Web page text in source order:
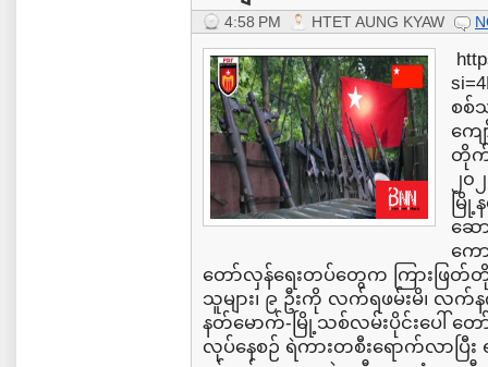
4:58 PM HTET AUNG KYAW
စစ်
ကျ
တိုက်
၂၀
မြို့
ဆေ
ကေ
တော်လှန်ရေးတပ်တွေက ကြားဖြ
သူများ၊ ၉ ဦးကို လက်ရဖမ်းမိ၊ လက်
နတ်မောက်-မြို့သစ်လမ်းပိုင်းပေါ် တ
လုပ်နေစဉ် ရဲကားတစီးရောက်လာပြီး